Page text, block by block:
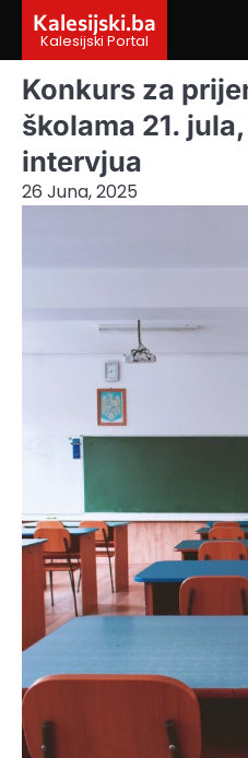
content
Kalesijski.ba
Kalesijski Portal
Konkurs za
školama 21.
intervjua
26 Juna, 2025